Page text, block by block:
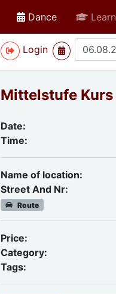
Danceactive Learn
Login
>
Mittelstufe Kurs
Date:
Time:
Name of location:
Street And Nr:
Route
Price:
Category:
Tags: